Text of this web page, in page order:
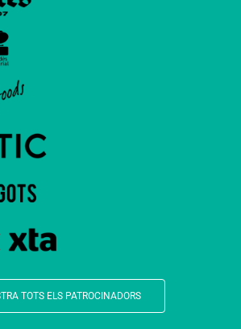
TOTS ELS PATROCINADORS